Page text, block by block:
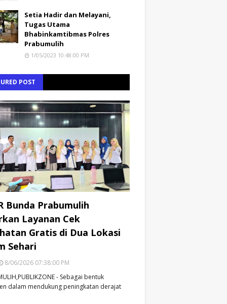
Setia Hadir dan Melayani,
Tugas Utama
Bhabinkamtibmas Polres
Prabumulih
1/05/2023 10:48:00 PM
POST
Bunda Prabumulih
Layanan Cek
Gratis di Dua Lokasi
Sehari
8/06/2026 07:38:00 PM
- Sebagai bentuk
dalam mendukung peningkatan derajat